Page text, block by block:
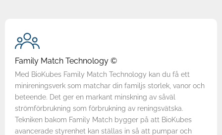
Family Match Technology ©
Med BioKubes Family Match Technology kan du få ett
minireningsverk som matchar din familjs storlek, vanor och
beteende. Det ger en markant minskning av såväl
strömförbrukning som förbrukning av reningsvätska.
Tekniken bakom Family Match bygger på att BioKubes
avancerade styrenhet kan ställas in så att pumpar och